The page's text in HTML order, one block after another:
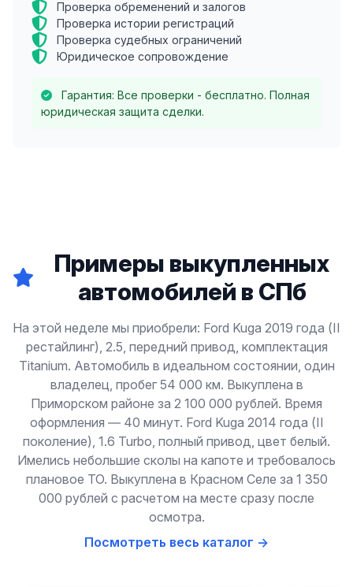
Проверка обременений и залогов
Проверка истории регистраций
Проверка судебных ограничений
Юридическое сопровождение
Гарантия: Все проверки - бесплатно. Полная
юридическая защита сделки.
Примеры выкупленных
автомобилей в СПб
На этой неделе мы приобрели: Ford Kuga 2019 года (II
рестайлинг), 2.5, передний привод, комплектация
Titanium. Автомобиль в идеальном состоянии, один
владелец, пробег 54 000 км. Выкуплена в
Приморском районе за 2 100 000 рублей. Время
оформления — 40 минут. Ford Kuga 2014 года (II
поколение), 1.6 Turbo, полный привод, цвет белый.
Имелись небольшие сколы на капоте и требовалось
плановое ТО. Выкуплена в Красном Селе за 1 350
000 рублей с расчетом на месте сразу после
осмотра.
Посмотреть весь каталог →